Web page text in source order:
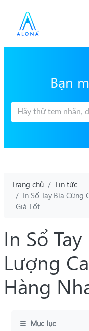
Bạn
Trang chủ
Tin tức
In Sổ Tay Bìa Cứng
Giá Tốt
In Sổ
Lượng
Hàng
Mục lục